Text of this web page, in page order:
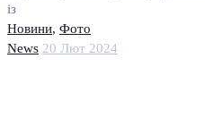
із
Новини, Фото
News 20 Лют 2024